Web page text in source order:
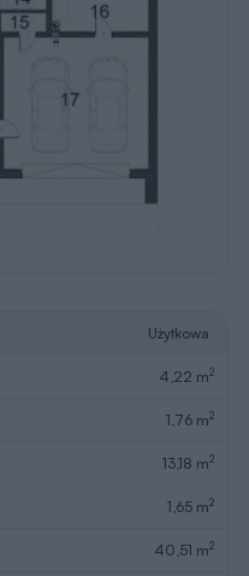
Użytkowa
4,22 m2
1,76 m2
13,18 m2
1,65 m2
40,51 m2